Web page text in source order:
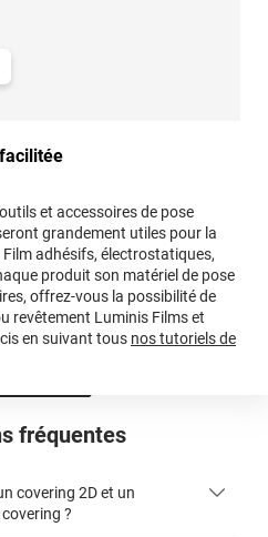
fréquentes
covering 2D et un
?
et accessoires de pose
grandement utiles pour la
adhésifs, électrostatiques,
produit son matériel de pose
offrez-vous la possibilité de
revêtement Luminis Films et
en suivant tous nos tutoriels de